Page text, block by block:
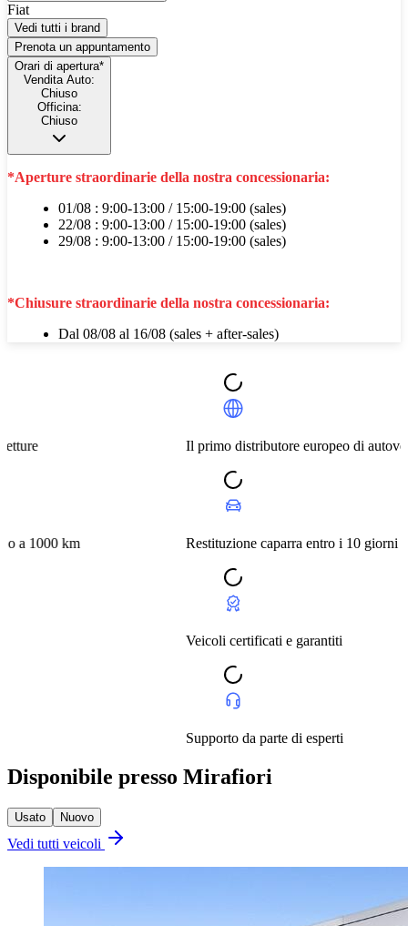
Fiat
Vedi tutti i brand
Prenota un appuntamento
Orari di apertura*
Vendita Auto:
Chiuso
Officina:
Chiuso
*Aperture straordinarie della nostra concessionaria:
01/08 : 9:00-13:00 / 15:00-19:00 (sales)
22/08 : 9:00-13:00 / 15:00-19:00 (sales)
29/08 : 9:00-13:00 / 15:00-19:00 (sales)
*Chiusure straordinarie della nostra concessionaria:
Dal 08/08 al 16/08 (sales + after-sales)
Il primo distributore europeo di autovetture
Restituzione caparra entro i 10 giorni o a 1000 km
Veicoli certificati e garantiti
Supporto da parte di esperti
Disponibile presso Mirafiori
Usato Nuovo
Vedi tutti veicoli